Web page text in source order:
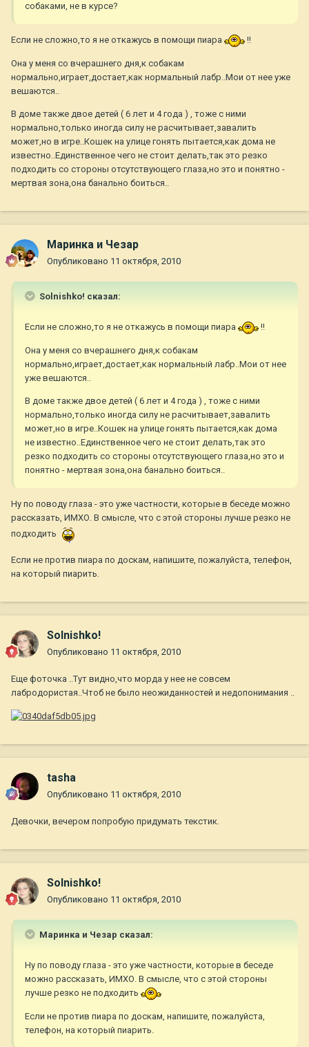
собаками, не в курсе?
Если не сложно,то я не откажусь в помощи пиара !!
Она у меня со вчерашнего дня,к собакам
нормально,играет,достает,как нормальный лабр..Мои от нее уже
вешаются..
В доме также двое детей ( 6 лет и 4 года ) , тоже с ними
нормально,только иногда силу не расчитывает,завалить
может,но в игре..Кошек на улице гонять пытается,как дома не
известно..Единственное чего не стоит делать,так это резко
подходить со стороны отсутствующего глаза,но это и понятно -
мертвая зона,она банально боиться..
Маринка и Чезар
Опубликовано 11 октября, 2010
Solnishko! сказал:
Если не сложно,то я не откажусь в помощи пиара !!
Она у меня со вчерашнего дня,к собакам
нормально,играет,достает,как нормальный лабр..Мои от нее
уже вешаются..
В доме также двое детей ( 6 лет и 4 года ) , тоже с ними
нормально,только иногда силу не расчитывает,завалить
может,но в игре..Кошек на улице гонять пытается,как дома
не известно..Единственное чего не стоит делать,так это
резко подходить со стороны отсутствующего глаза,но это и
понятно - мертвая зона,она банально боиться..
Ну по поводу глаза - это уже частности, которые в беседе можно
рассказать, ИМХО. В смысле, что с этой стороны лучше резко не
подходить
Если не против пиара по доскам, напишите, пожалуйста, телефон,
на который пиарить.
Solnishko!
Опубликовано 11 октября, 2010
Еще фоточка ..Тут видно,что морда у нее не совсем
лабродористая..Чтоб не было неожиданностей и недопонимания ..
tasha
Опубликовано 11 октября, 2010
Девочки, вечером попробую придумать текстик.
Solnishko!
Опубликовано 11 октября, 2010
Маринка и Чезар сказал:
Ну по поводу глаза - это уже частности, которые в беседе
можно рассказать, ИМХО. В смысле, что с этой стороны
лучше резко не подходить
Если не против пиара по доскам, напишите, пожалуйста,
телефон, на который пиарить.